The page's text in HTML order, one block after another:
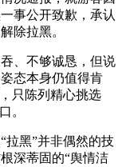
事公开致歉，承认
除拉黑。
、不够诚恳，但说
态本身仍值得肯
只陈列精心挑选
。
拉黑”并非偶然的技
深蒂固的“舆情洁